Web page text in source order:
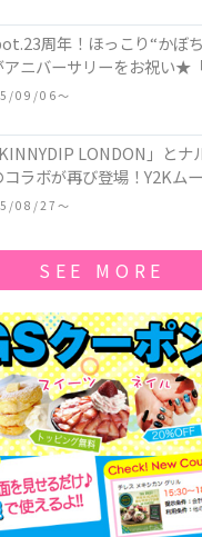
周年！ほっこり“かぼ
アニバーサリーをお祝い★
アクセサリー」が新発売！
ぼちゃのオバケーキプレー
09/06〜
LONDON」と
コラボが再び登場！Y2Kム
クションを発売♪
08/27〜
SEE MORE